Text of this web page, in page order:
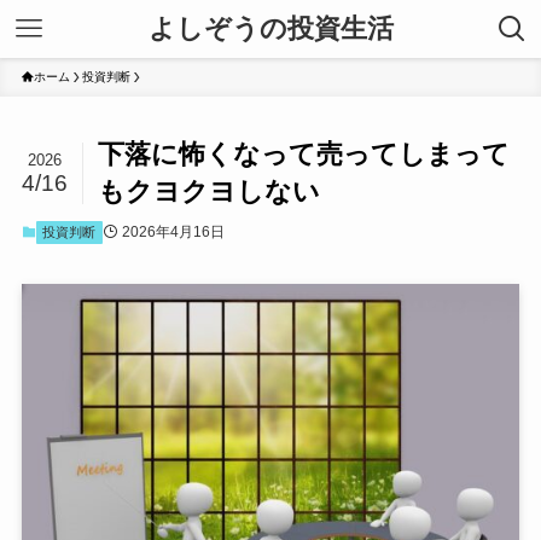
よしぞうの投資生活
ホーム 投資判断
下落に怖くなって売ってしまって
もクヨクヨしない
2026
4/16
投資判断 2026年4月16日